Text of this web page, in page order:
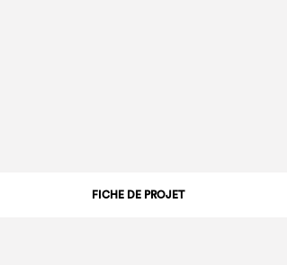
FICHE DE PROJET